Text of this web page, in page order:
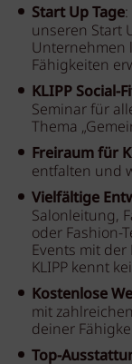
Start Up Tage
unseren Start
Unternehmen
Fähigkeiten
KLIPP Social-
Seminar für
Thema
Freiraum für
entfalten und
Vielfältige
Salonleitung,
oder Fashion-
Events mit der
KLIPP kennt
Kostenlose
mit
deiner
Top-